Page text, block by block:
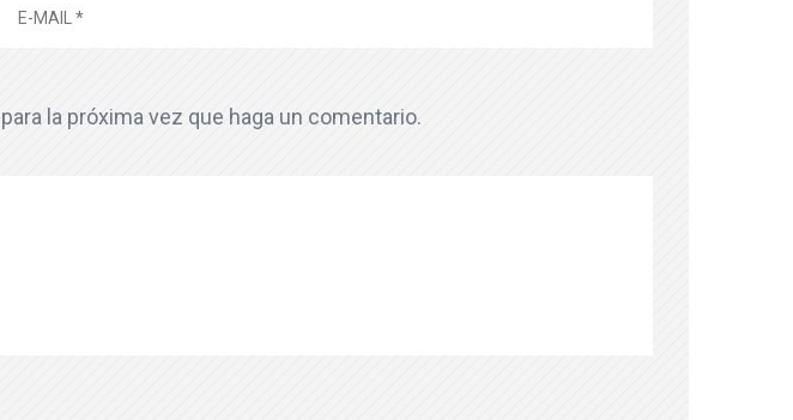
la próxima vez que haga un comentario.